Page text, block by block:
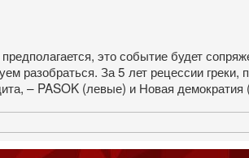
это событие будет
разобраться. За 5 лет рецессии
– PASOK (левые) и Новая демократия